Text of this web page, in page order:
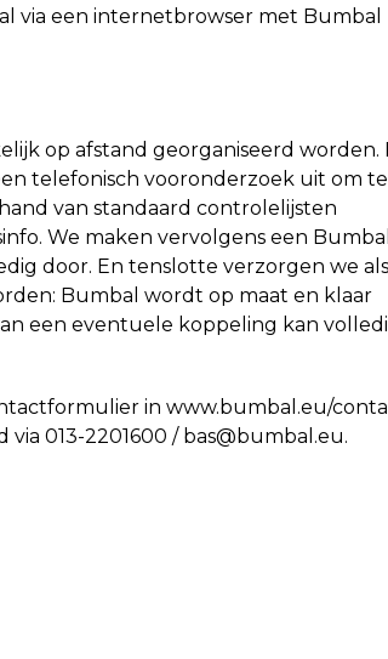
via een internetbrowser met Bumbal
op afstand georganiseerd worden.
telefonisch vooronderzoek uit om te
van standaard controlelijsten
We maken vervolgens een
door. En tenslotte verzorgen we als
Bumbal wordt op maat en klaar
een eventuele koppeling kan
in www.bumbal.eu/
via 013-2201600 / bas@bumbal.eu.